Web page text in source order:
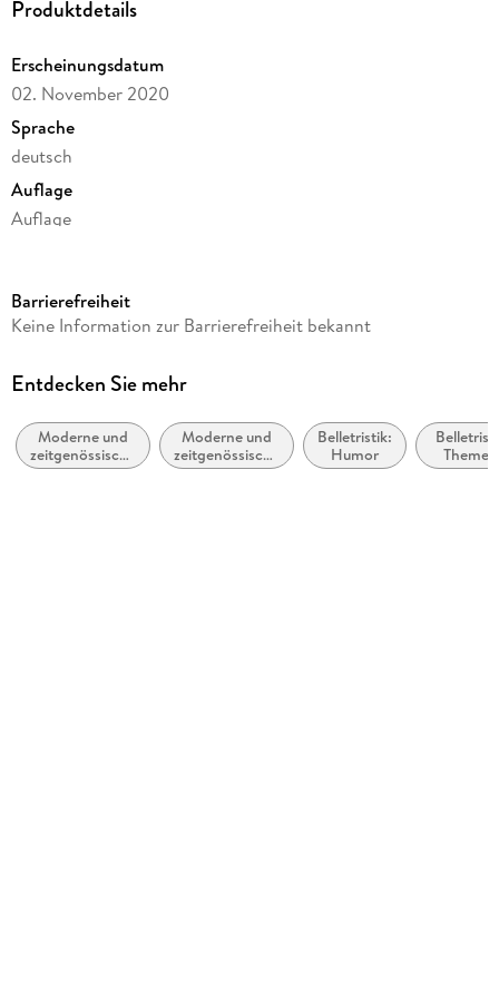
Produktdetails
Erscheinungsdatum
02. November 2020
Sprache
deutsch
Auflage
Auflage
Dateigröße
Laufzeit
Reihe
Baileys-Serie, 3
Barrierefreiheit
Keine Information zur Barrierefreiheit bekannt
Entdecken Sie mehr
Moderne und
zeitgenössische
Liebesromane
Moderne und
zeitgenössische
Belletristik:
Belletristik:
Humor
Stoffe,